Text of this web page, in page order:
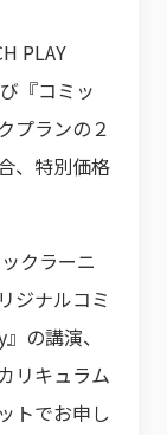
PLAY
『コミッ
プランの２
、特別価格
クラーニ
ジナルコミ
の講演、
リキュラム
トでお申し